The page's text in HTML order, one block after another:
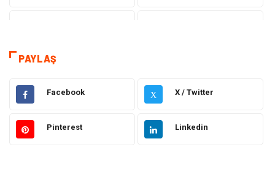
Dekorasyon
Bakım Güzellik Elektrik Elektronik
Hukuk Tatil
PAYLAŞ
Facebook X X / Twitter
Pinterest Linkedin